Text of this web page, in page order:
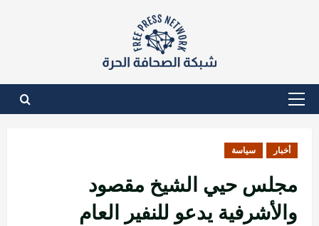
القائمة
أخبار سياسة
مجلس حيي الشيخ مقصود
والأشرفية يدعو للنفير العام